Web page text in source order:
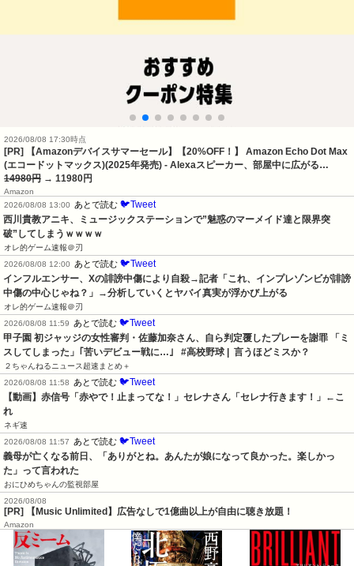
2026/08/08 17:30時点
[PR] 【Amazonデバイスサマーセール】【20%OFF！】 Amazon Echo Dot Max
(エコードットマックス)(2025年発売) - Alexaスピーカー、部屋中に広がる…
14980円 → 11980円
Amazon
2026/08/08 13:00
あとで読む 🐦Tweet
西川貴教アニキ、ミュージックステーションで”魅惑のマーメイド達と限界突
破”してしまうｗｗｗｗ
オレ的ゲーム速報＠刃
2026/08/08 12:00
あとで読む 🐦Tweet
インフルエンサー、Xの誹謗中傷により自殺→記者「これ、インプレゾンビが誹謗
中傷の中心じゃね？」→分析していくとヤバイ真実が浮かび上がる
オレ的ゲーム速報＠刃
2026/08/08 11:59
あとで読む 🐦Tweet
甲子園 初ジャッジの女性審判・佐藤加奈さん、自ら判定覆したプレーを謝罪 「ミ
スしてしまった」｢苦いデビュー戦に…｣   #高校野球 |  言うほどミスか？
２ちゃんねるニュース超速まとめ＋
2026/08/08 11:58
あとで読む 🐦Tweet
【動画】赤信号「赤やで！止まってな！」セレナさん「セレナ行きます！」←こ
れ
ネギ速
2026/08/08 11:57
あとで読む 🐦Tweet
義母が亡くなる前日、「ありがとね。あんたが娘になって良かった。楽しかっ
た」って言われた
おにひめちゃんの監視部屋
2026/08/08
[PR] 【Music Unlimited】広告なしで1億曲以上が自由に聴き放題！
Amazon